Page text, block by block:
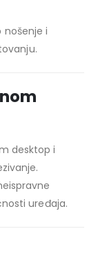
i
desktop i
uređaja.